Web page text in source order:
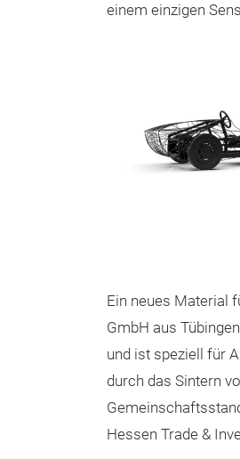
einem einzigen
Ein neues Material
GmbH aus
und ist speziell für
durch das Sintern
Hessen Trade &